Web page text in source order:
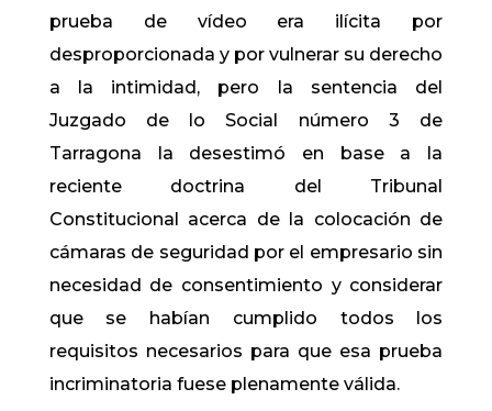
prueba de vídeo era ilícita por
desproporcionada y por vulnerar su derecho
a la intimidad, pero la sentencia del
Juzgado de lo Social número 3 de
Tarragona la desestimó en base a la
reciente doctrina del Tribunal
Constitucional acerca de la colocación de
cámaras de seguridad por el empresario sin
necesidad de consentimiento y considerar
que se habían cumplido todos los
requisitos necesarios para que esa prueba
incriminatoria fuese plenamente válida.